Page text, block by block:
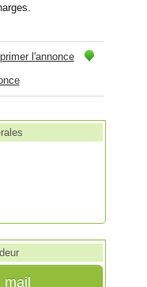
l'annonce
mail